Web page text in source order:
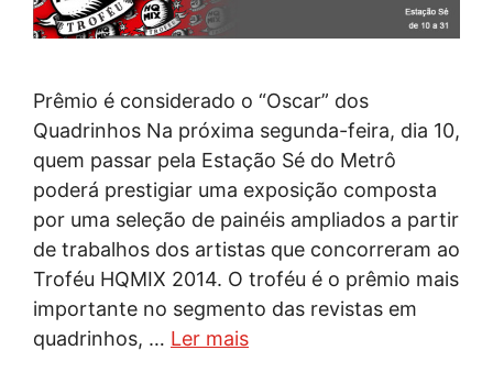
Prêmio é considerado o “Oscar” dos
Quadrinhos Na próxima segunda-feira, dia 10,
quem passar pela Estação Sé do Metrô
poderá prestigiar uma exposição composta
por uma seleção de painéis ampliados a partir
de trabalhos dos artistas que concorreram ao
Troféu HQMIX 2014. O troféu é o prêmio mais
importante no segmento das revistas em
quadrinhos, … Ler mais